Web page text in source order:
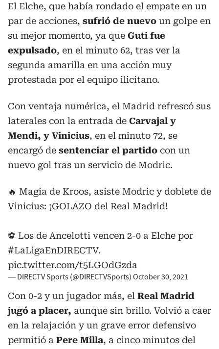
El Elche, que había rondado el empate en un
par de acciones, sufrió de nuevo un golpe en
su mejor momento, ya que Guti fue
expulsado, en el minuto 62, tras ver la
segunda amarilla en una acción muy
protestada por el equipo ilicitano.
Con ventaja numérica, el Madrid refrescó sus
laterales con la entrada de Carvajal y
Mendi, y Vinicius, en el minuto 72, se
encargó de sentenciar el partido con un
nuevo gol tras un servicio de Modric.
🔥 Magia de Kroos, asiste Modric y doblete de
Vinicius: ¡GOLAZO del Real Madrid!
⚽️ Los de Ancelotti vencen 2-0 a Elche por
#LaLigaEnDIRECTV.
pic.twitter.com/t5LGOdGzda
— DIRECTV Sports (@DIRECTVSports) October 30, 2021
Con 0-2 y un jugador más, el Real Madrid
jugó a placer, aunque sin brillo. Volvió a caer
en la relajación y un grave error defensivo
permitió a Pere Milla, a cinco minutos del